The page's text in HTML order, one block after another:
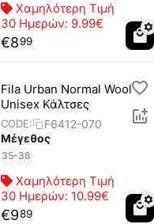
Χαμηλότερη Τιμή
30 Ημερών: 9.99€
€899
Fila Urban Normal Wool
Unisex Κάλτσες
CODE:
F6412-070
Μέγεθος
35-38
Χαμηλότερη Τιμή
30 Ημερών: 10.99€
€989